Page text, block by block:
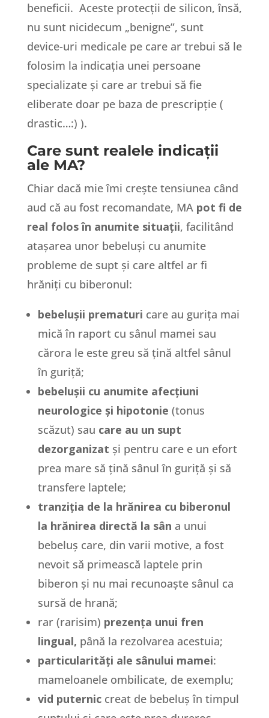
beneficii. Aceste protecții de silicon, însă,
nu sunt nicidecum „benigne”, sunt
device-uri medicale pe care ar trebui să le
folosim la indicația unei persoane
specializate și care ar trebui să fie
eliberate doar pe baza de prescripție (
drastic…:) ).
Care sunt realele indicații
ale MA?
Chiar dacă mie îmi crește tensiunea când
aud că au fost recomandate, MA pot fi de
real folos în anumite situații, facilitând
atașarea unor bebeluși cu anumite
probleme de supt și care altfel ar fi
hrăniți cu biberonul:
bebelușii prematuri care au gurița mai
mică în raport cu sânul mamei sau
cărora le este greu să țină altfel sânul
în guriță;
bebelușii cu anumite afecțiuni
neurologice și hipotonie (tonus
scăzut) sau care au un supt
dezorganizat și pentru care e un efort
prea mare să țină sânul în guriță și să
transfere laptele;
tranziția de la hrănirea cu biberonul
la hrănirea directă la sân a unui
bebeluș care, din varii motive, a fost
nevoit să primească laptele prin
biberon și nu mai recunoaște sânul ca
sursă de hrană;
rar (rarisim) prezența unui fren
lingual, până la rezolvarea acestuia;
particularități ale sânului mamei:
mameloanele ombilicate, de exemplu;
vid puterniccreat de bebeluș în timpul